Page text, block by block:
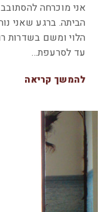
אני מוכרחה
הביתה. ברגע שאני
הלוי ומשם בשדרות
עד לסרעפת…
להמשך קריאה